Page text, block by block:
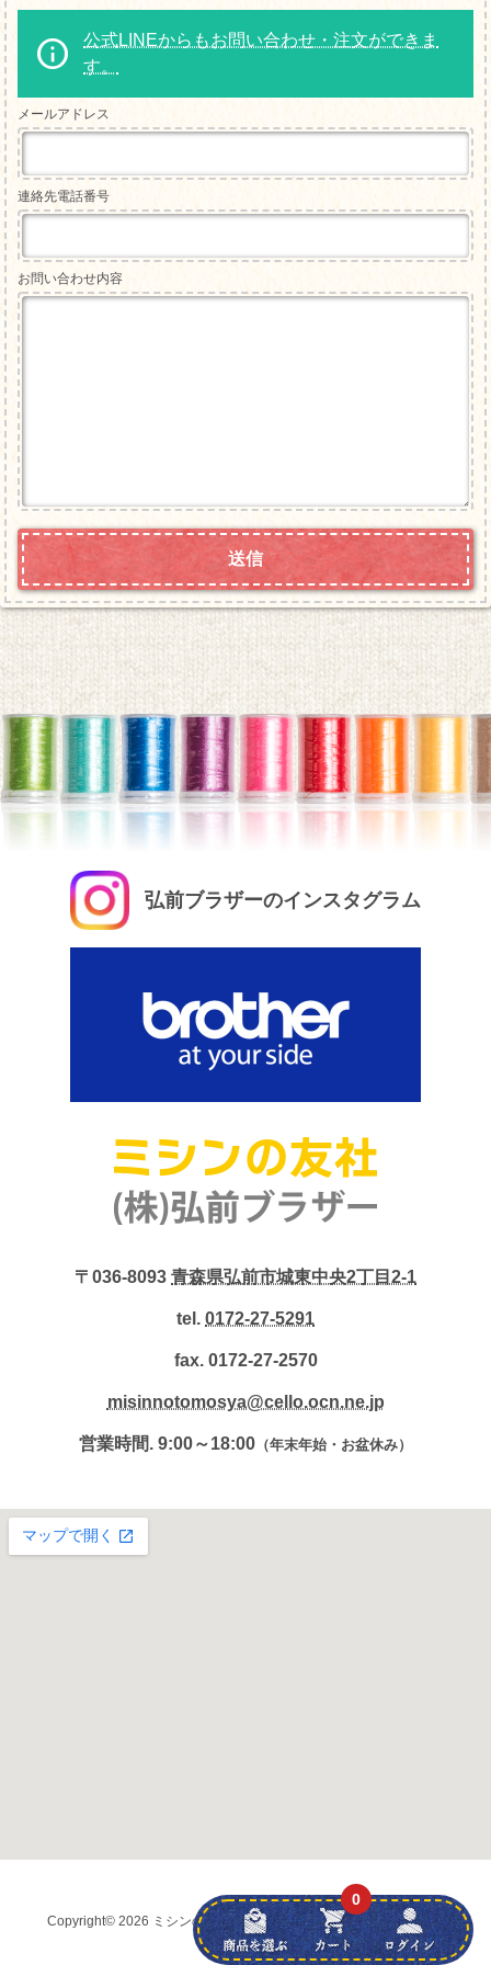
公式LINEからもお問い合わせ・注文ができま
す。
メールアドレス
連絡先電話番号
お問い合わせ内容
弘前ブラザーのインスタグラム
〒036-8093 青森県弘前市城東中央2丁目2-1
tel. 0172-27-5291
fax. 0172-27-2570
misinnotomosya@cello.ocn.ne.jp
営業時間. 9:00～18:00 （年末年始・お盆休み）
Copyright© 2026 ミシンの友社 (株)弘前ブラザーall rights reserved.
0